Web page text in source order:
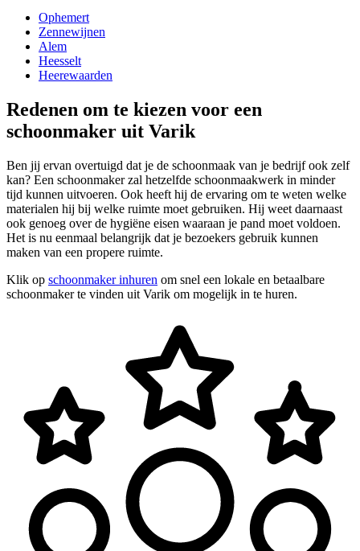
Ophemert
Zennewijnen
Alem
Heesselt
Heerewaarden
Redenen om te kiezen voor een
schoonmaker uit Varik
Ben jij ervan overtuigd dat je de schoonmaak van je bedrijf ook zelf
kan? Een schoonmaker zal hetzelfde schoonmaakwerk in minder
tijd kunnen uitvoeren. Ook heeft hij de ervaring om te weten welke
materialen hij bij welke ruimte moet gebruiken. Hij weet daarnaast
ook genoeg over de hygiëne eisen waaraan je pand moet voldoen.
Het is nu eenmaal belangrijk dat je bezoekers gebruik kunnen
maken van een propere ruimte.
Klik op schoonmaker inhuren om snel een lokale en betaalbare
schoonmaker te vinden uit Varik om mogelijk in te huren.